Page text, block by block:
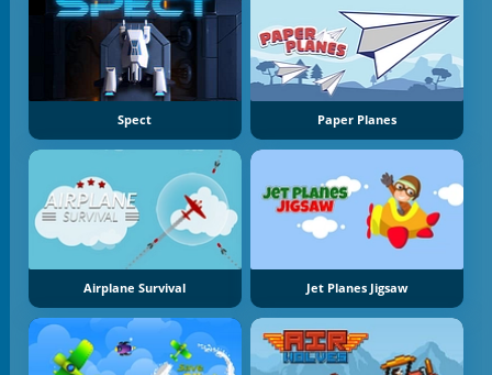
Spect Paper Planes
Airplane Survival Jet Planes Jigsaw